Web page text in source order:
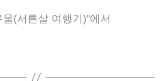
줄자 비싼 것도 아니니 버리는
안되는…
(서른살 여행기)"에서